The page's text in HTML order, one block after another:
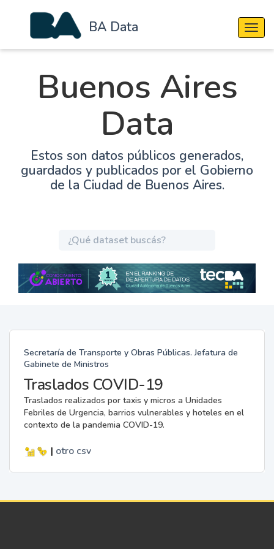
BA Data
Buenos Aires
Data
Estos son datos públicos generados,
guardados y publicados por el Gobierno
de la Ciudad de Buenos Aires.
Secretaría de Transporte y Obras Públicas. Jefatura de
Gabinete de Ministros
Traslados COVID-19
Traslados realizados por taxis y micros a Unidades
Febriles de Urgencia, barrios vulnerables y hoteles en el
contexto de la pandemia COVID-19.
| otro csv